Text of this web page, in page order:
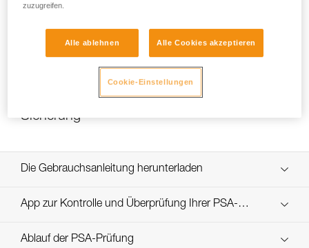
Auswechseln der DUAL-Kinnband-
Sicherung
Die Gebrauchsanleitung herunterladen
Technical Notice
App zur Kontrolle und Überprüfung Ihrer PSA-
Bestände Entdecken Sie ePPEcentre
Ablauf der PSA-Prüfung
zuzugreifen.
Alle ablehnen Alle Cookies akzeptieren
Cookie-Einstellungen